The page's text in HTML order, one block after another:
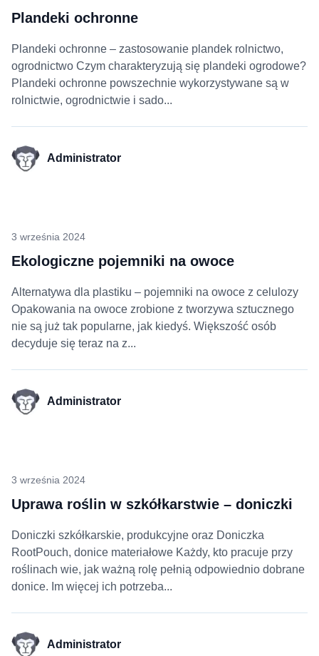
Plandeki ochronne
Plandeki ochronne – zastosowanie plandek rolnictwo,
ogrodnictwo Czym charakteryzują się plandeki ogrodowe?
Plandeki ochronne powszechnie wykorzystywane są w
rolnictwie, ogrodnictwie i sado...
Administrator
3 września 2024
Ekologiczne pojemniki na owoce
Alternatywa dla plastiku – pojemniki na owoce z celulozy
Opakowania na owoce zrobione z tworzywa sztucznego
nie są już tak popularne, jak kiedyś. Większość osób
decyduje się teraz na z...
Administrator
3 września 2024
Uprawa roślin w szkółkarstwie – doniczki
Doniczki szkółkarskie, produkcyjne oraz Doniczka
RootPouch, donice materiałowe Każdy, kto pracuje przy
roślinach wie, jak ważną rolę pełnią odpowiednio dobrane
donice. Im więcej ich potrzeba...
Administrator